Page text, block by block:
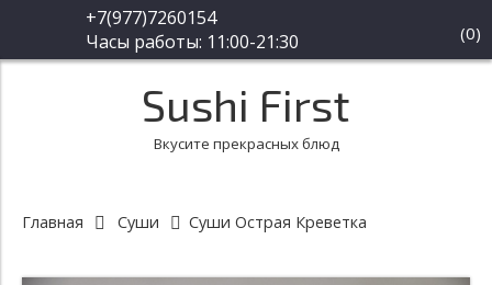
+7(977)7260154
Часы работы: 11:00-21:30
(0)
Sushi First
Вкусите прекрасных блюд
Главная Суши Суши Острая Креветка